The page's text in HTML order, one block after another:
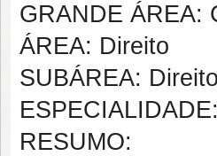
GRANDE ÁREA:
ÁREA: Direito
SUBÁREA:
RESUMO: